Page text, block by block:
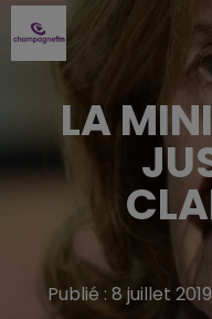
LA
Publié : 8 juillet